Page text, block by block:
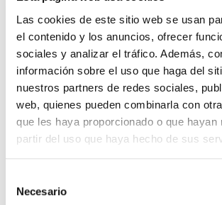
Las cookies de este sitio web se usan
el contenido y los anuncios, ofrecer
sociales y analizar el tráfico. Además,
información sobre el uso que haga del
nuestros partners de redes sociales,
web, quienes pueden combinarla con
que les haya proporcionado o que hayan
partir del uso que haya hecho de sus
de cookies
Necesario
Sanidad y Consumo, Javier Castrodeza.
Somos Pacientes (www.somospacientes.com
puesta en marcha para generar una
asociaciones de pacientes y personas con
reúne ya amás de 1.700 entidades , y que
compartido de información, participación,